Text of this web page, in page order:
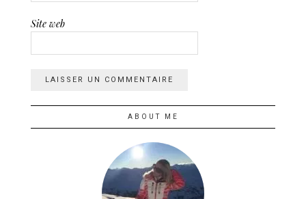
Site web
ABOUT ME